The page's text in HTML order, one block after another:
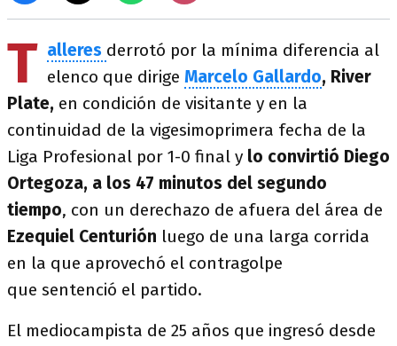
T alleres derrotó por la mínima diferencia al
elenco que dirige Marcelo Gallardo, River
Plate, en condición de visitante y en la
continuidad de la vigesimoprimera fecha de la
Liga Profesional por 1-0 final y lo convirtió Diego
Ortegoza, a los 47 minutos del segundo
tiempo, con un derechazo de afuera del área de
Ezequiel Centurión luego de una larga corrida
en la que aprovechó el contragolpe
que sentenció el partido.
El mediocampista de 25 años que ingresó desde